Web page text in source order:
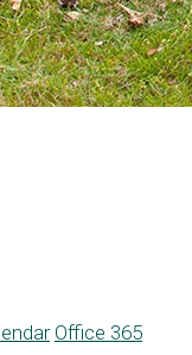
Office 365